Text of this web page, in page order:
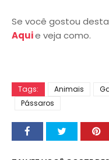
Se você gostou
Aquie veja como.
Tags: Animais
Pássaros